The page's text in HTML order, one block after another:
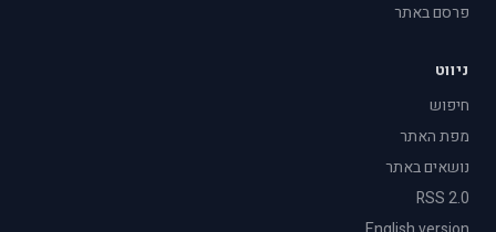
פרסם באתר
ניווט
חיפוש
מפת האתר
נושאים באתר
RSS 2.0